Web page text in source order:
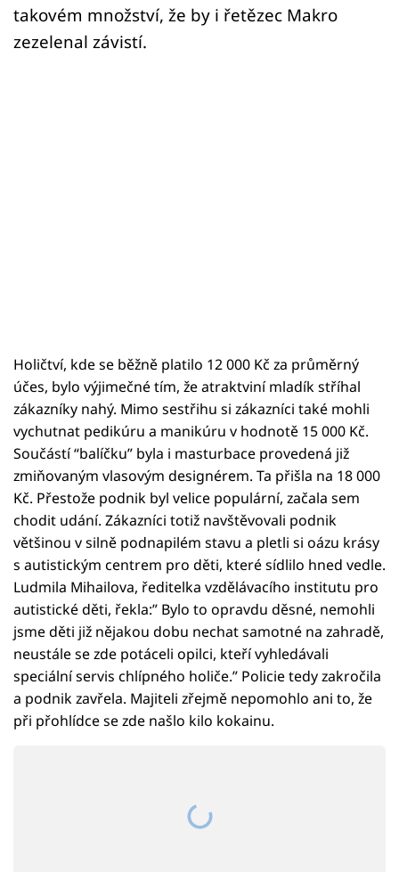
takovém množství, že by i řetězec Makro
zezelenal závistí.
Holičtví, kde se běžně platilo 12 000 Kč za průměrný
účes, bylo výjimečné tím, že atraktviní mladík stříhal
zákazníky nahý. Mimo sestřihu si zákazníci také mohli
vychutnat pedikúru a manikúru v hodnotě 15 000 Kč.
Součástí “balíčku” byla i masturbace provedená již
zmiňovaným vlasovým designérem. Ta přišla na 18 000
Kč. Přestože podnik byl velice populární, začala sem
chodit udání. Zákazníci totiž navštěvovali podnik
většinou v silně podnapilém stavu a pletli si oázu krásy
s autistickým centrem pro děti, které sídlilo hned vedle.
Ludmila Mihailova, ředitelka vzdělávacího institutu pro
autistické děti, řekla:” Bylo to opravdu děsné, nemohli
jsme děti již nějakou dobu nechat samotné na zahradě,
neustále se zde potáceli opilci, kteří vyhledávali
speciální servis chlípného holiče.” Policie tedy zakročila
a podnik zavřela. Majiteli zřejmě nepomohlo ani to, že
při přohlídce se zde našlo kilo kokainu.